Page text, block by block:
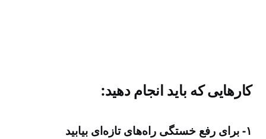
کارهایی که باید انجام دهید:
۱- برای رفع خستگی راه‌های تازه‌ای بیابید